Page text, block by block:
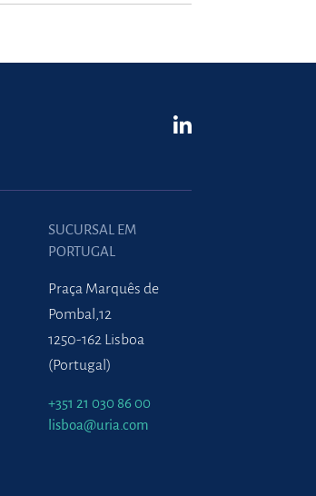
SUCURSAL EM
PORTUGAL
Praça Marquês de
Pombal,12
1250-162 Lisboa
(Portugal)
+351 21 030 86 00
lisboa@uria.com